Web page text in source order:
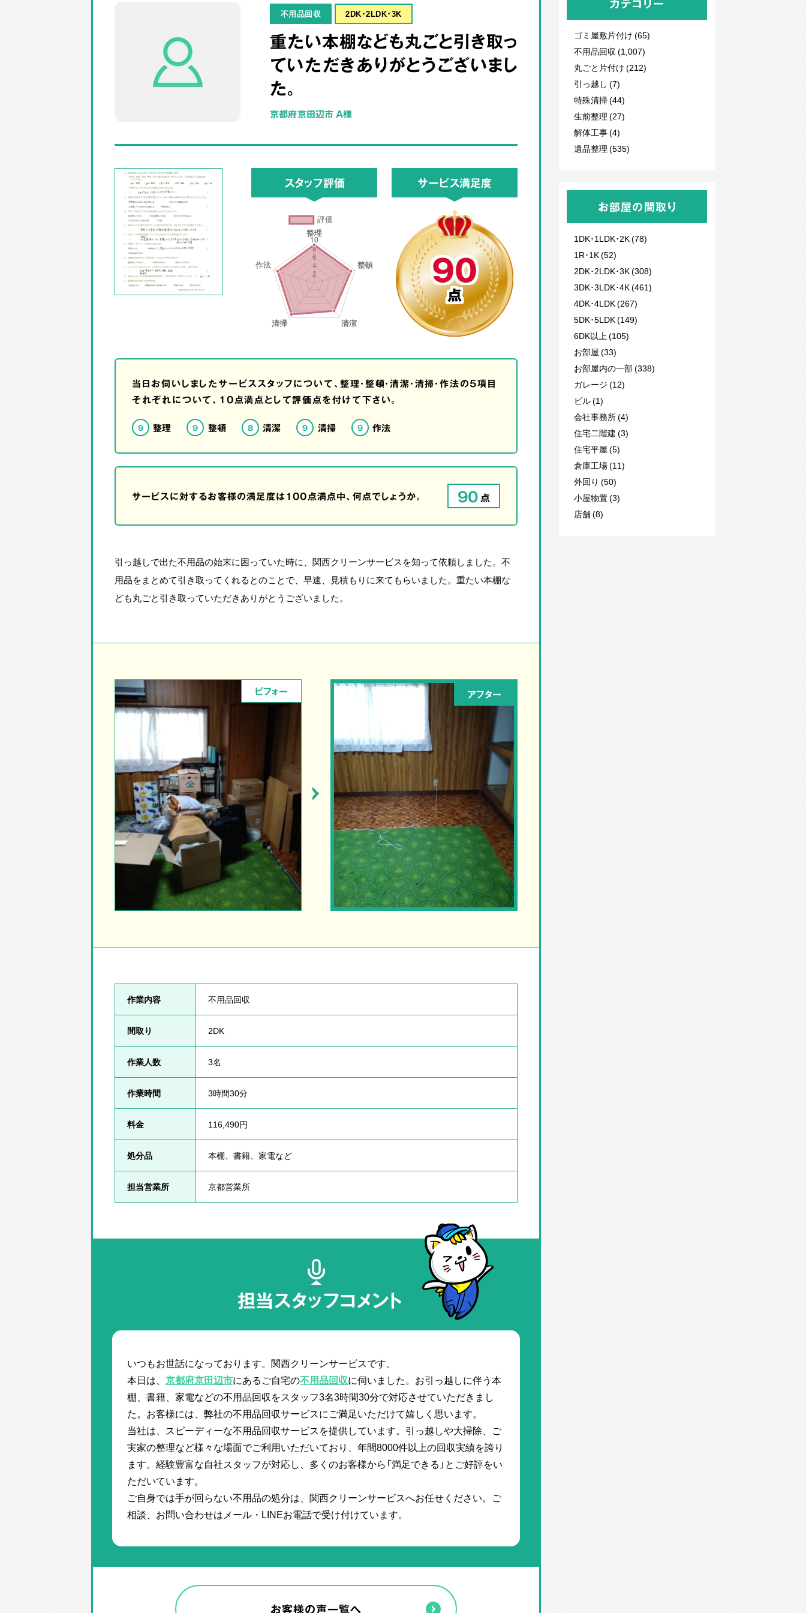
不用品回収 2DK･2LDK･3K
重たい本棚なども丸ごと引き取っ
ていただきありがとうございまし
た。
京都府京田辺市 A様
スタッフ評価 サービス満足度
90
点
当日お伺いしましたサービススタッフについて、整理・整頓・清潔・清掃・作法の5項目
それぞれについて、10点満点として評価点を付けて下さい。
9 整理 9 整頓 8 清潔 9 清掃 9 作法
サービスに対するお客様の満足度は100点満点中、何点でしょうか。 90点
引っ越しで出た不用品の始末に困っていた時に、関西クリーンサービスを知って依頼しました。不
用品をまとめて引き取ってくれるとのことで、早速、見積もりに来てもらいました。重たい本棚な
ども丸ごと引き取っていただきありがとうございました。
ビフォー アフター
作業内容 不用品回収
間取り 2DK
作業人数 3名
作業時間 3時間30分
料金 116,490円
処分品 本棚、書籍、家電など
担当営業所 京都営業所
担当スタッフコメント
いつもお世話になっております。関西クリーンサービスです。
本日は、 京都府京田辺市にあるご自宅の不用品回収に伺いました。お引っ越しに伴う本
棚、書籍、家電などの不用品回収をスタッフ3名3時間30分で対応させていただきまし
た。お客様には、弊社の不用品回収サービスにご満足いただけて嬉しく思います。
当社は、スピーディーな不用品回収サービスを提供しています。引っ越しや大掃除、ご
実家の整理など様々な場面でご利用いただいており、年間8000件以上の回収実績を誇り
ます。経験豊富な自社スタッフが対応し、多くのお客様から「満足できる」とご好評をい
ただいています。
ご自身では手が回らない不用品の処分は、関西クリーンサービスへお任せください。ご
相談、お問い合わせはメール・LINEお電話で受け付けています。
お客様の声一覧へ
カテゴリー
ゴミ屋敷片付け (65)
不用品回収 (1,007)
丸ごと片付け (212)
引っ越し (7)
特殊清掃 (44)
生前整理 (27)
解体工事 (4)
遺品整理 (535)
お部屋の間取り
1DK･1LDK･2K (78)
1R･1K (52)
2DK･2LDK･3K (308)
3DK･3LDK･4K (461)
4DK･4LDK (267)
5DK･5LDK (149)
6DK以上 (105)
お部屋 (33)
お部屋内の一部 (338)
ガレージ (12)
ビル (1)
会社事務所 (4)
住宅二階建 (3)
住宅平屋 (5)
倉庫工場 (11)
外回り (50)
小屋物置 (3)
店舗 (8)